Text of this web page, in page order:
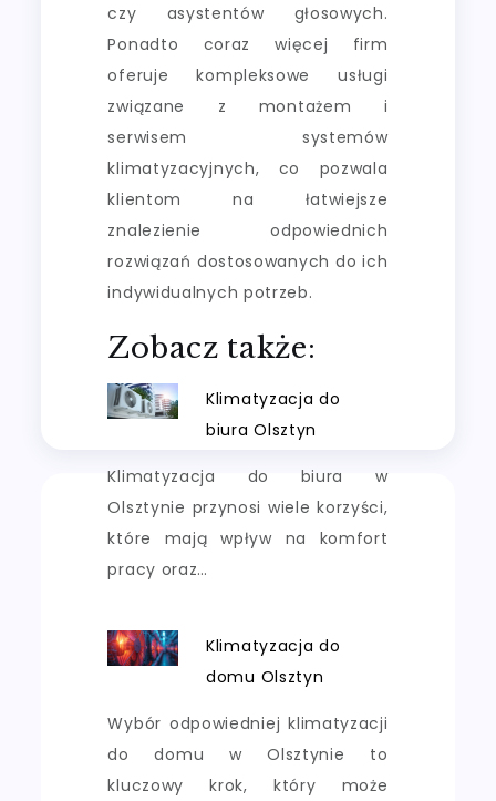
czy asystentów głosowych.
Ponadto coraz więcej firm
oferuje kompleksowe usługi
związane z montażem i
serwisem systemów
klimatyzacyjnych, co pozwala
klientom na łatwiejsze
znalezienie odpowiednich
rozwiązań dostosowanych do ich
indywidualnych potrzeb.
Zobacz także:
Klimatyzacja do
biura Olsztyn
Klimatyzacja do biura w
Olsztynie przynosi wiele korzyści,
które mają wpływ na komfort
pracy oraz…
Klimatyzacja do
domu Olsztyn
Wybór odpowiedniej klimatyzacji
do domu w Olsztynie to
kluczowy krok, który może